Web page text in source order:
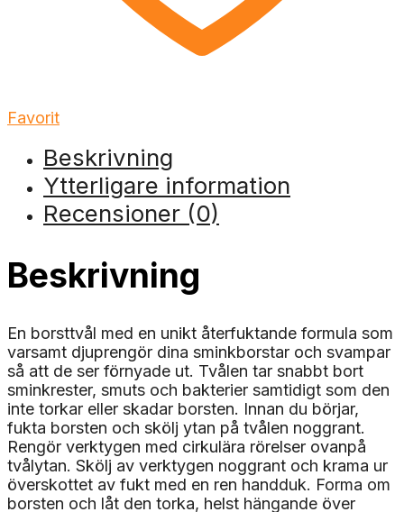
Favorit
Beskrivning
Ytterligare information
Recensioner (0)
Beskrivning
En borsttvål med en unikt återfuktande formula som
varsamt djuprengör dina sminkborstar och svampar
så att de ser förnyade ut. Tvålen tar snabbt bort
sminkrester, smuts och bakterier samtidigt som den
inte torkar eller skadar borsten. Innan du börjar,
fukta borsten och skölj ytan på tvålen noggrant.
Rengör verktygen med cirkulära rörelser ovanpå
tvålytan. Skölj av verktygen noggrant och krama ur
överskottet av fukt med en ren handduk. Forma om
borsten och låt den torka, helst hängande över